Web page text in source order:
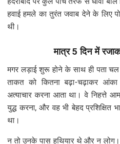
हवाई हमले का तुरंत जवाब देने के लिए
थी।
मात्र 5 दिन में
मगर लड़ाई शुरू होने के साथ ही पता चल
ताकत को कितना बढ़ा-चढ़ाकर
अत्याचार करना आता था। वे निहत्ते
युद्ध करना, और वह भी बेहद प्रशिक्षित
था।
न तो उनके पास हथियार थे और न लोग।